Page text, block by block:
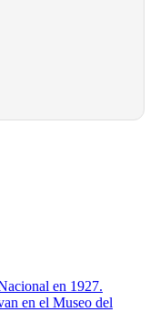
en 1927.
en el Museo del